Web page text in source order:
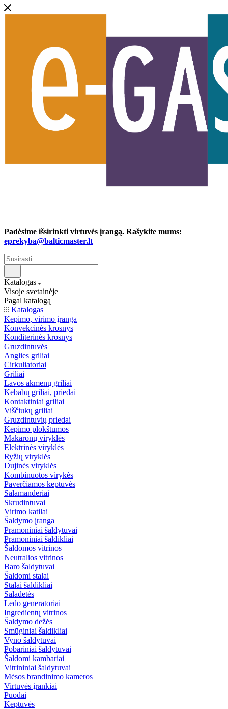
Padėsime išsirinkti virtuvės įrangą. Rašykite mums:
eprekyba@balticmaster.lt
Katalogas
Visoje svetainėje
Pagal katalogą
Katalogas
Kepimo, virimo įranga
Konvekcinės krosnys
Konditerinės krosnys
Gruzdintuvės
Anglies griliai
Cirkuliatoriai
Griliai
Lavos akmenų griliai
Kebabų griliai, priedai
Kontaktiniai griliai
Viščiukų griliai
Gruzdintuvių priedai
Kepimo plokštumos
Makaronų viryklės
Elektrinės viryklės
Ryžių viryklės
Dujinės viryklės
Kombinuotos virykės
Paverčiamos keptuvės
Salamanderiai
Skrudintuvai
Virimo katilai
Šaldymo įranga
Pramoniniai šaldytuvai
Pramoniniai šaldikliai
Šaldomos vitrinos
Neutralios vitrinos
Baro šaldytuvai
Šaldomi stalai
Stalai šaldikliai
Saladetės
Ledo generatoriai
Ingredientų vitrinos
Šaldymo dežės
Smūginiai šaldikliai
Vyno šaldytuvai
Pobariniai šaldytuvai
Šaldomi kambariai
Vitrininiai šaldytuvai
Mėsos brandinimo kameros
Virtuvės įrankiai
Puodai
Keptuvės